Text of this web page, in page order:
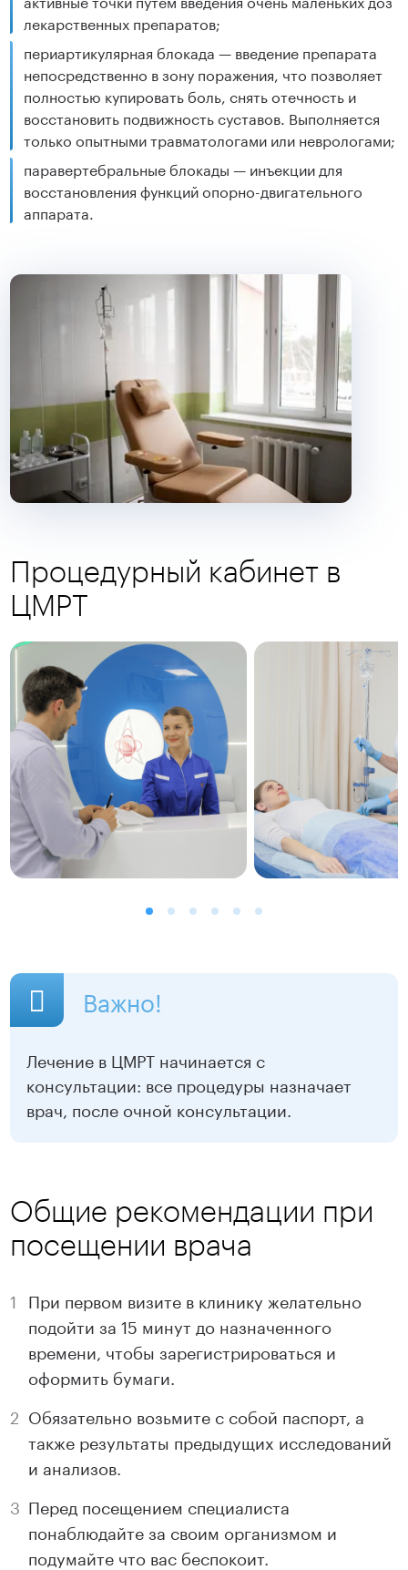
лекарственных препаратов;
периартикулярная блокада — введение препарата
непосредственно в зону поражения, что позволяет
полностью купировать боль, снять отечность и
восстановить подвижность суставов. Выполняется
только опытными травматологами или неврологами;
паравертебральные блокады — инъекции для
восстановления функций опорно-двигательного
аппарата.
Процедурный кабинет в
ЦМРТ
Важно!
Лечение в ЦМРТ начинается с
консультации: все процедуры назначает
врач, после очной консультации.
Общие рекомендации при
посещении врача
При первом визите в клинику желательно
подойти за 15 минут до назначенного
времени, чтобы зарегистрироваться и
оформить бумаги.
Обязательно возьмите с собой паспорт, а
также результаты предыдущих исследований
и анализов.
Перед посещением специалиста
понаблюдайте за своим организмом и
подумайте что вас беспокоит.